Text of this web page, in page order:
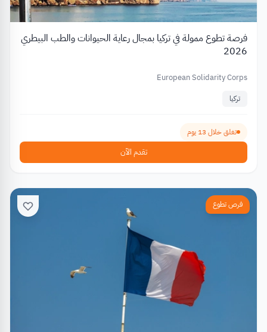
فرصة تطوع ممولة في تركيا بمجال رعاية الحيوانات والطب البيطري
2026
European Solidarity Corps
تركيا
تغلق خلال 13 يوم
تقدم الآن
فرص تطوع